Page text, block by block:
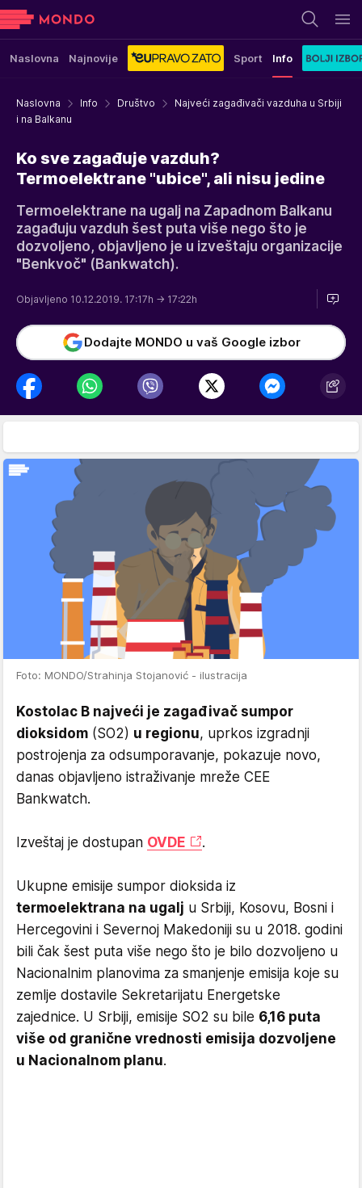
Naslovna Najnovije Sport Info
Naslovna Info Društvo
Najveći zagađivači vazduha u Srbiji
i na Balkanu
Ko sve zagađuje vazduh?
Termoelektrane "ubice", ali nisu jedine
Termoelektrane na ugalj na Zapadnom Balkanu
zagađuju vazduh šest puta više nego što je
dozvoljeno, objavljeno je u izveštaju organizacije
"Benkvoč" (Bankwatch).
Objavljeno 10.12.2019. 17:17h → 17:22h
Dodajte MONDO u vaš Google izbor
Foto: MONDO/Strahinja Stojanović - ilustracija
Kostolac B najveći je zagađivač sumpor
dioksidom (SO2) u regionu, uprkos izgradnji
postrojenja za odsumporavanje, pokazuje novo,
danas objavljeno istraživanje mreže CEE
Bankwatch.
Izveštaj je dostupan OVDE .
Ukupne emisije sumpor dioksida iz
termoelektrana na ugalj u Srbiji, Kosovu, Bosni i
Hercegovini i Severnoj Makedoniji su u 2018. godini
bili čak šest puta više nego što je bilo dozvoljeno u
Nacionalnim planovima za smanjenje emisija koje su
zemlje dostavile Sekretarijatu Energetske
zajednice. U Srbiji, emisije SO2 su bile 6,16 puta
više od granične vrednosti emisija dozvoljene
u Nacionalnom planu.